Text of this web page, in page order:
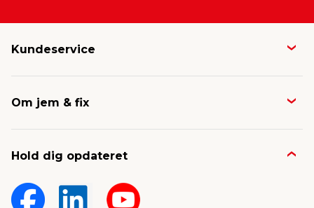
Kundeservice
Avisen
Fragt & levering
Om jem & fix
Nyheder & presse
Om jem & fix
Hold dig opdateret